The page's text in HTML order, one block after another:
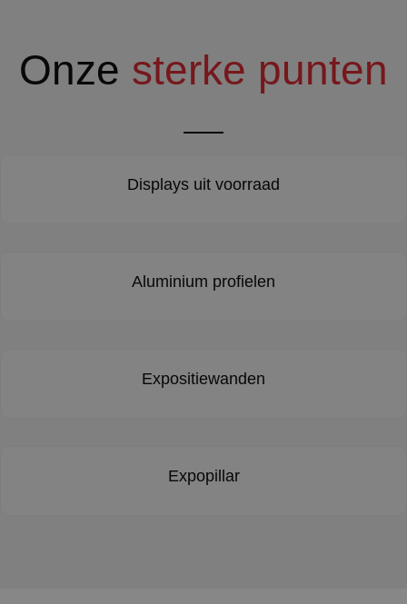
Onze sterke punten
Displays uit voorraad
Aluminium profielen
Expositiewanden
Expopillar